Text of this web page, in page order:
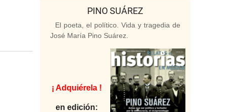
PINO SUÁREZ
El poeta, el político. Vida y tragedia de
José María Pino Suárez.
¡ Adquiérela !
en edición: